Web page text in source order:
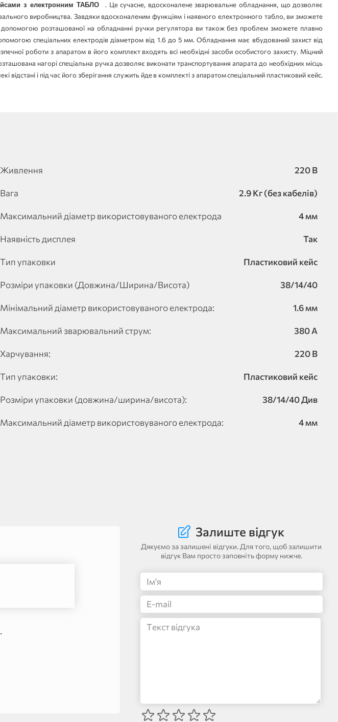
з електронним ТАБЛО
. Це сучасне, вдосконалене зварювальне обладнання, що дозволяє
виробництва. Завдяки вдосконаленим функціям і наявного електронного табло, ви зможете
допомогою розташованої на обладнанні ручки регулятора ви також без проблем зможете плавно
спеціальних електродів діаметром від 1.6 до 5 мм. Обладнання має вбудований захист від
роботи з апаратом в його комплект входять всі необхідні засоби особистого захисту. Міцний
нагорі спеціальна ручка дозволяє виконати транспортування апарата до необхідних місць
і під час його зберігання служить йде в комплекті з апаратом спеціальний пластиковий кейс.
Живлення 220 В
Вага 2.9 Кг (без кабелів)
Максимальний діаметр використовуваного електрода 4 мм
Наявність дисплея Так
Тип упаковки Пластиковий кейс
Розміри упаковки (Довжина/Ширина/Висота) 38/14/40
Мінімальний діаметр використовуваного електрода: 1.6 мм
Максимальний зварювальний струм: 380 А
Харчування: 220 В
Тип упаковки: Пластиковий кейс
Розміри упаковки (довжина/ширина/висота): 38/14/40 Див
Максимальний діаметр використовуваного електрода: 4 мм
Залиште відгук
Дякуємо за залишені відгуки. Для того, щоб залишити
відгук Вам просто заповніть форму нижче.